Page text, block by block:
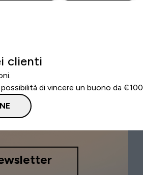
clienti
di vincere un buono da €100.